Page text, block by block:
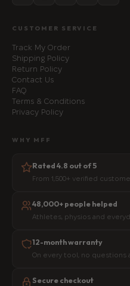
CUSTOMER SERVICE
Track My Order
Shipping Policy
Return Policy
Contact Us
FAQ
Terms & Conditions
Privacy Policy
WHY MFF
Rated 4.8 out of 5
From 1,500+ verified
48,000+ people helped
Athletes, physios and
12-month warranty
On every tool, no questions
Secure checkout